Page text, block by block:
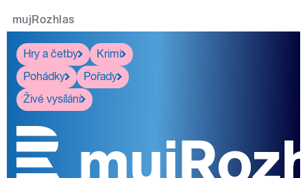
mujRozhlas
Hry a četby
Krimi
Pohádky
Pořady
Živé vysílání